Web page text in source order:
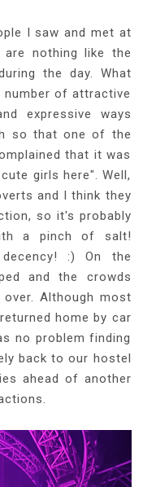
I saw and met at
nothing like the
the day. What
number of attractive
expressive ways
so that one of the
that it was
girls here". Well,
and I think they
so it's probably
a pinch of salt!
:) On the
and the crowds
Although most
home by car
no problem finding
back to our hostel
ahead of another